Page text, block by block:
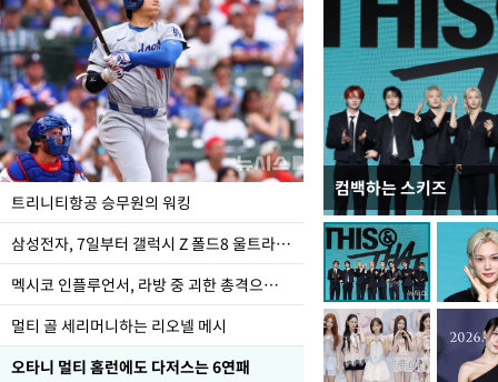
트리니티항공 승무원의 워킹
삼성전자, 7일부터 갤럭시 Z 폴드8 울트라·폴드8·플립8 출시
멕시코 인플루언서, 라방 중 괴한 총격으로 사망
멀티 골 세리머니하는 리오넬 메시
오타니 멀티 홈런에도 다저스는 6연패
컴백하는 스키즈
입추 하루 앞둔 전남
폭염